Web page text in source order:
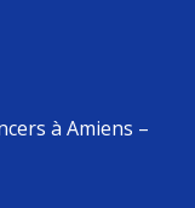
à Amiens –